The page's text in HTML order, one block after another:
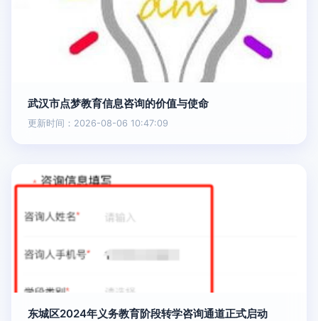
武汉市点梦教育信息咨询的价值与使命
更新时间：2026-08-06 10:47:09
东城区2024年义务教育阶段转学咨询通道正式启动